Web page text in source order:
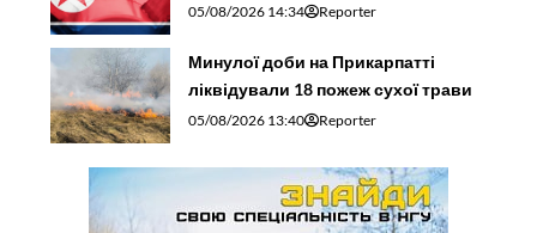
05/08/2026 14:34 Reporter
Минулої доби на Прикарпатті
ліквідували 18 пожеж сухої трави
05/08/2026 13:40 Reporter